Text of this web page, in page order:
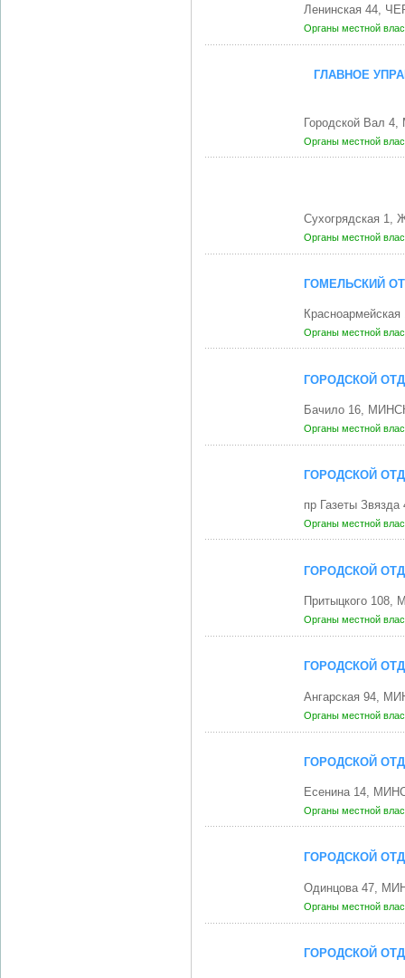
Ленинская 44,
Органы местной
ГЛАВНОЕ
Городской Вал
Органы местной
Сухогрядская
Органы местной
ГОМЕЛЬСКИЙ
Органы местной
ГОРОДСКОЙ
Бачило 16,
Органы местной
ГОРОДСКОЙ
пр Газеты
Органы местной
ГОРОДСКОЙ
Притыцкого 108,
Органы местной
ГОРОДСКОЙ
Ангарская 94,
Органы местной
ГОРОДСКОЙ
Есенина 14,
Органы местной
ГОРОДСКОЙ
Одинцова 47,
Органы местной
ГОРОДСКОЙ